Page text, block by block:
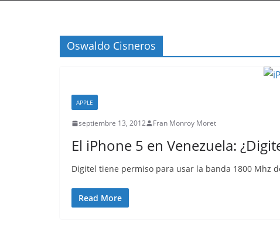
Oswaldo Cisneros
APPLE
septiembre 13, 2012 Fran Monroy Moret
El iPhone 5 en Venezuela:
Digitel tiene permiso para usar la banda 1800 Mhz
Read More